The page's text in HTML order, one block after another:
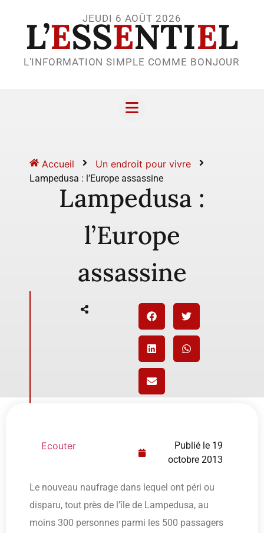
JEUDI 6 AOÛT 2026
L’ESSENTIEL
L’INFORMATION SIMPLE COMME BONJOUR
Accueil Un endroit pour vivre
Lampedusa : l’Europe assassine
Lampedusa :
l’Europe
assassine
Ecouter Publié le 19
octobre 2013
Le nouveau naufrage dans lequel ont péri ou
disparu, tout près de l’île de Lampedusa, au
moins 300 personnes parmi les 500 passagers